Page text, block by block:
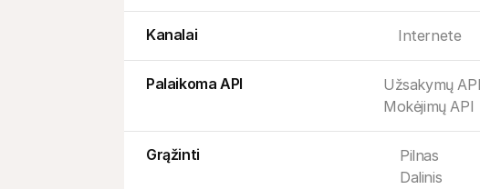
Kanalai Internete
Palaikoma API
Užsakymų API
Mokėjimų API
Grąžinti
Pilnas
Dalinis